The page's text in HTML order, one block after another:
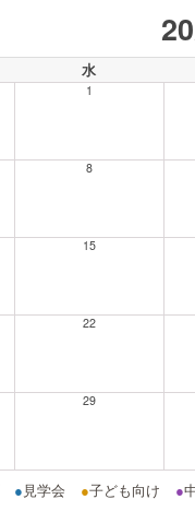
水
1
8
15
22
29
● 見学会 ●子ども向け ●